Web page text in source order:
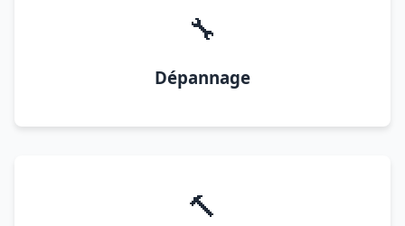
🔧
Dépannage
🔨